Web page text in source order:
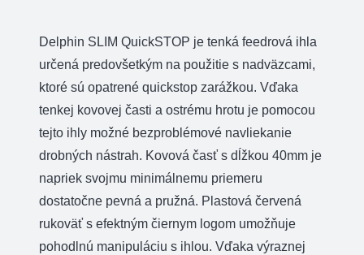
Delphin SLIM QuickSTOP je tenká feedrová ihla
určená predovšetkým na použitie s nadväzcami,
ktoré sú opatrené quickstop zarážkou. Vďaka
tenkej kovovej časti a ostrému hrotu je pomocou
tejto ihly možné bezproblémové navliekanie
drobných nástrah. Kovová časť s dĺžkou 40mm je
napriek svojmu minimálnemu priemeru
dostatočne pevná a pružná. Plastová červená
rukoväť s efektným čiernym logom umožňuje
pohodlnú manipuláciu s ihlou. Vďaka výraznej